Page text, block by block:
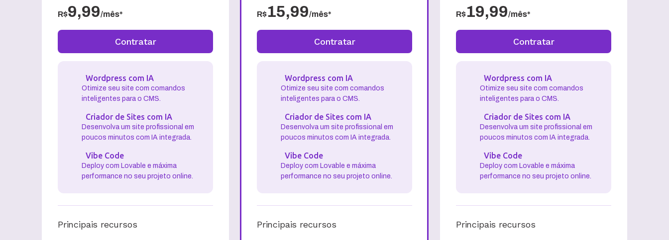
R$9,99/mês*
Contratar
Wordpress com IA
Otimize seu site com comandos
inteligentes para o CMS.
Criador de Sites com IA
Desenvolva um site profissional em
poucos minutos com IA integrada.
Vibe Code
Deploy com Lovable e máxima
performance no seu projeto online.
Principais recursos
R$15,99/mês*
Contratar
Wordpress com IA
Otimize seu site com comandos
inteligentes para o CMS.
Criador de Sites com IA
Desenvolva um site profissional em
poucos minutos com IA integrada.
Vibe Code
Deploy com Lovable e máxima
performance no seu projeto online.
Principais recursos
R$19,99/mês*
Contratar
Wordpress com IA
Otimize seu site com comandos
inteligentes para o CMS.
Criador de Sites com IA
Desenvolva um site profissional em
poucos minutos com IA integrada.
Vibe Code
Deploy com Lovable e máxima
performance no seu projeto online.
Principais recursos